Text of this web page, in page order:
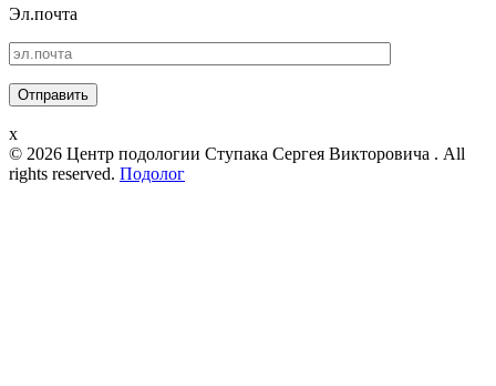
Эл.почта
x
© 2026 Центр подологии Ступака Сергея Викторовича . All
rights reserved. Подолог